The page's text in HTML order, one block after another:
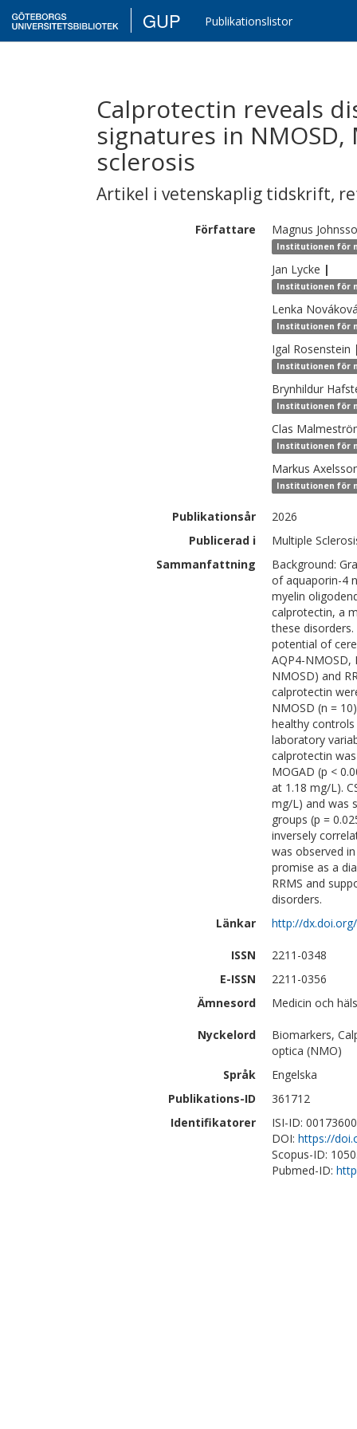
GUP Publikationslistor
Calprotectin reveals
signatures in
sclerosis
Artikel i vetenskaplig tidskrift,
Författare Magnus
Institutionen för
Jan Lycke |
Institutionen för
Lenka
Institutionen för
Igal Rosenstein
Institutionen för
Brynhildur
Institutionen för
Clas
Institutionen för
Markus
Institutionen för
Publikationsår
2026
Publicerad i
Multiple
Sammanfattning
Background:
of aquaporin-4
myelin
calprotectin, a
these
potential of
AQP4-
NMOSD) and
calprotectin
NMOSD (n =
healthy controls
laboratory
calprotectin
MOGAD (p <
at 1.18 mg/L).
mg/L) and was
groups (p =
inversely
was observed
promise as a
RRMS and
disorders.
Länkar
http://
ISSN
2211-0348
E-ISSN
2211-0356
Ämnesord
Medicin och
Nyckelord
Biomarkers,
optica (NMO)
Språk
Engelska
Publikations-ID
361712
Identifikatorer
ISI-ID:
DOI: https://
Scopus-ID:
Pubmed-ID: